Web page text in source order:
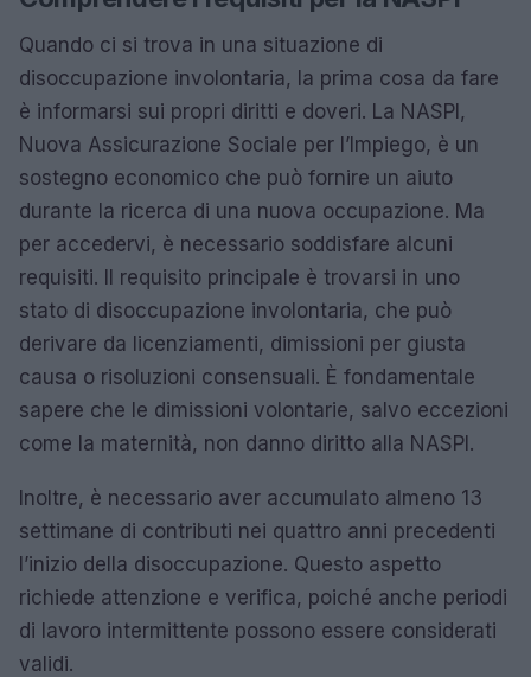
Quando ci si trova in una situazione di
disoccupazione involontaria, la prima cosa da fare
è informarsi sui propri diritti e doveri. La NASPI,
Nuova Assicurazione Sociale per l’Impiego, è un
sostegno economico che può fornire un aiuto
durante la ricerca di una nuova occupazione. Ma
per accedervi, è necessario soddisfare alcuni
requisiti. Il requisito principale è trovarsi in uno
stato di disoccupazione involontaria, che può
derivare da licenziamenti, dimissioni per giusta
causa o risoluzioni consensuali. È fondamentale
sapere che le dimissioni volontarie, salvo eccezioni
come la maternità, non danno diritto alla NASPI.
Inoltre, è necessario aver accumulato almeno 13
settimane di contributi nei quattro anni precedenti
l’inizio della disoccupazione. Questo aspetto
richiede attenzione e verifica, poiché anche periodi
di lavoro intermittente possono essere considerati
validi.